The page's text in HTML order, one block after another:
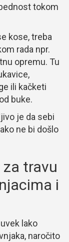
tokom
kose, treba
rada npr.
opremu. Tu
ili kačketi
buke.
je da sebi
ne bi došlo
travu
i
lako
naročito